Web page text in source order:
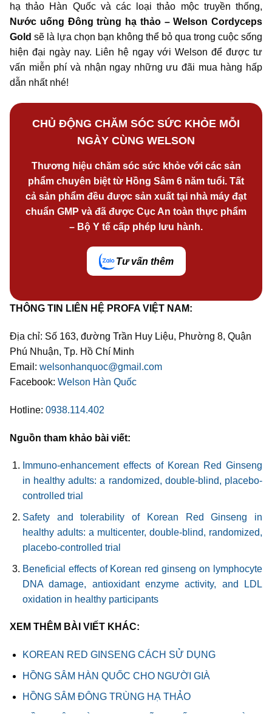
hạ thảo Hàn Quốc và các loại thảo mộc truyền thống,
Nước uống Đông trùng hạ thảo – Welson Cordyceps
Gold sẽ là lựa chọn bạn không thể bỏ qua trong cuộc sống
hiện đại ngày nay. Liên hệ ngay với Welson để được tư
vấn miễn phí và nhận ngay những ưu đãi mua hàng hấp
dẫn nhất nhé!
CHỦ ĐỘNG CHĂM SÓC SỨC KHỎE MỖI
NGÀY CÙNG WELSON
Thương hiệu chăm sóc sức khỏe với các sản
phẩm chuyên biệt từ Hồng Sâm 6 năm tuổi. Tất
cả sản phẩm đều được sản xuất tại nhà máy đạt
chuẩn GMP và đã được Cục An toàn thực phẩm
– Bộ Y tế cấp phép lưu hành.
Tư vấn thêm
THÔNG TIN LIÊN HỆ PROFA VIỆT NAM:
Địa chỉ: Số 163, đường Trần Huy Liệu, Phường 8, Quận
Phú Nhuận, Tp. Hồ Chí Minh
Email: welsonhanquoc@gmail.com
Facebook: Welson Hàn Quốc
Hotline: 0938.114.402
Nguồn tham khảo bài viết:
Immuno-enhancement effects of Korean Red Ginseng
in healthy adults: a randomized, double-blind, placebo-
controlled trial
Safety and tolerability of Korean Red Ginseng in
healthy adults: a multicenter, double-blind, randomized,
placebo-controlled trial
Beneficial effects of Korean red ginseng on lymphocyte
DNA damage, antioxidant enzyme activity, and LDL
oxidation in healthy participants
XEM THÊM BÀI VIẾT KHÁC:
KOREAN RED GINSENG CÁCH SỬ DỤNG
HỒNG SÂM HÀN QUỐC CHO NGƯỜI GIÀ
HỒNG SÂM ĐÔNG TRÙNG HẠ THẢO